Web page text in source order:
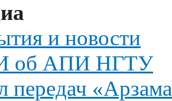
и новости
об АПИ НГТУ
передач